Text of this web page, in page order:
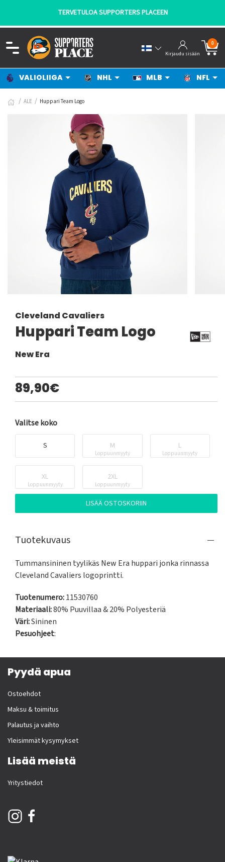
TERVETULOA SUPPORTERS PLACEEN
Kirjaudu sisään
0
VALIOLIIGA NHL MLB NFL
ALE Huppari Team Logo
Cleveland Cavaliers
Huppari Team Logo
New Era
89,90€
Valitse koko
S M
Loppuunmyyty
L
Loppuunmyyty
XL
Loppuunmyyty
2XL
Loppuunmyyty
LISÄÄ OSTOSKORIIN
Tuotekuvaus
Tummansininen tyylikäs New Era huppari jonka rinnassa
Cleveland Cavaliers logoprintti.
Tuotenumero:11530760
Materiaali:80% Puuvillaa & 20% Polyesteriä
Väri:Sininen
Pesuohjeet:
Pyydä apua
Ostoehdot
Maksu & toimitus
Palautus ja vaihto
Yleisimmät kysymykset
Lisää meistä
Yritystiedot